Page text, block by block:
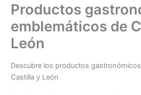
Productos
emblemáticos de
León
Descubre los productos
Castilla y León